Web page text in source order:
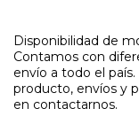
Disponibilidad de
Contamos con
envío a todo el
producto, envíos y
en contactarnos.